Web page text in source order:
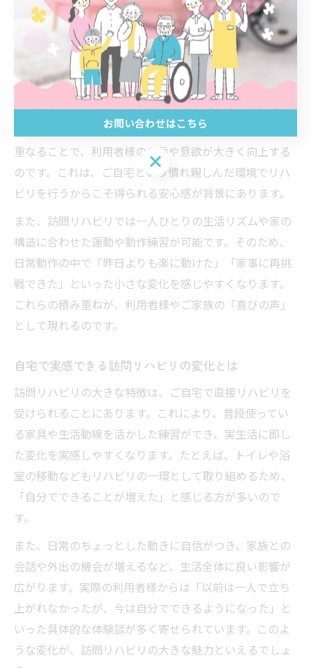
注目して
訪問リハビリが日常にもたらす意外な効果
訪問リハビリは、単に身体機能の回復や維持を目指すだ
けでなく、日常生活に思わぬ効果をもたらすことがあり
ます。たとえば「自分でできた」という成功体験が積み
重なることで、利用者様の自信や意欲が大きく向上する
のです。これは、ご自宅という慣れ親しんだ環境でリハ
ビリを行うからこそ得られる安心感が背景にあります。
また、訪問リハビリでは一人ひとりの生活リズムや家の
構造に合わせた運動や動作練習が可能です。そのため、
日常動作の中で「昨日よりも楽に動けた」「家事に再挑
戦できた」といった小さな変化を感じやすくなります。
これらの積み重ねが、利用者様やご家族の「喜びの声」
として現れるのです。
自宅で実感できる訪問リハビリの変化とは
訪問リハビリの大きな特徴は、ご自宅で直接リハビリを
受けられることにあります。これにより、普段使ってい
る家具や生活動線を活かした練習ができ、実生活に即し
た変化を実感しやすくなります。たとえば、トイレや浴
室の移動などもリハビリの一環として取り組めるため、
「自分でできることが増えた」と感じる方が多いので
す。
また、日常のちょっとした動きに自信がつき、家族との
会話や外出の機会が増えるなど、生活全体に良い影響が
広がります。実際の利用者様からは「以前は一人で立ち
上がれなかったが、今は自分でできるようになった」と
いった具体的な体験談が多く寄せられています。このよ
うな変化が、訪問リハビリの大きな魅力といえるでしょ
お問い合わせはこちら
お問い合わせはこちら